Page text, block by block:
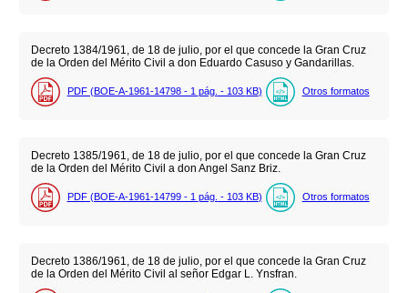
Decreto 1384/1961, de 18 de julio, por el que concede la Gran Cruz
de la Orden del Mérito Civil a don Eduardo Casuso y Gandarillas.
PDF (BOE-A-1961-14798 - 1 pág. - 103 KB) Otros formatos
Decreto 1385/1961, de 18 de julio, por el que concede la Gran Cruz
de la Orden del Mérito Civil a don Angel Sanz Briz.
PDF (BOE-A-1961-14799 - 1 pág. - 103 KB) Otros formatos
Decreto 1386/1961, de 18 de julio, por el que concede la Gran Cruz
de la Orden del Mérito Civil al señor Edgar L. Ynsfran.